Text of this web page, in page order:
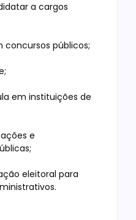
a cargos
concursos públicos;
em instituições de
e
eleitoral para